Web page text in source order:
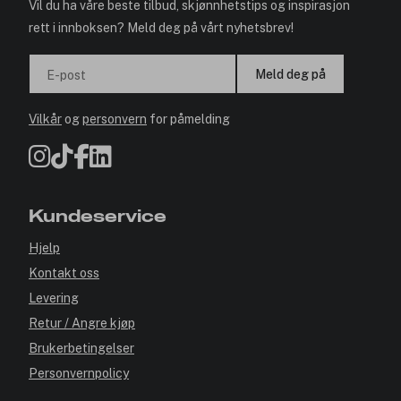
Vil du ha våre beste tilbud, skjønnhetstips og inspirasjon
rett i innboksen? Meld deg på vårt nyhetsbrev!
E-post Meld deg på
Vilkårogpersonvern for påmelding
Kundeservice
Hjelp
Kontakt oss
Levering
Retur / Angre kjøp
Brukerbetingelser
Personvernpolicy